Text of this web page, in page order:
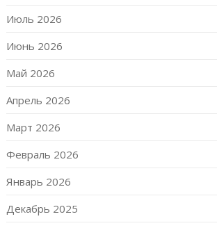
Июль 2026
Июнь 2026
Май 2026
Апрель 2026
Март 2026
Февраль 2026
Январь 2026
Декабрь 2025